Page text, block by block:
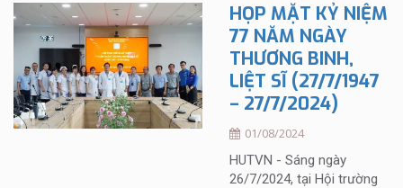
HỌP MẶT KỶ NIỆM
77 NĂM NGÀY
THƯƠNG BINH,
LIỆT SĨ (27/7/1947
– 27/7/2024)
01/08/2024
HUTVN - Sáng ngày
26/7/2024, tại Hội trường